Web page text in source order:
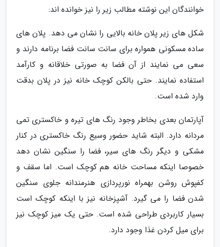
خوانندگان این نوشته مطالب زیر را نیز خوانده اند:
شکل های زیر پلان خانه بالایی را نشان می دهد. پلان های
ساده مسکونی همواره برای سانت سانت فضا برنامه دارند و
سعی می نمایند از آن فضا به صورتی خلاقانه و کارآمد
استفاده نمایند. حتی بالکن کوچک خانه نیز در پلان بدقت
وارد شده است.
آپارتمان بعدی بخاطر وجود رنگ های تیره و خاکستری تمی
مردانه دارد. البته شاید حضور وسیع رنگ خاکستری در کنار
مشکی و دیگر رنگ های سیر، فضا را سنگین نشان دهد
خصوصا اینکه مساحت خانه هم کوچک است. اما سقف و
کفپوش روشن بهمراه نورپردازی هنرمندانه جلوی سنگین
شدن فضا را می گیرد. آشپزخانه نیز با اینکه کوچک است
بسیار کاربردی طراحی شده است. حتی یک میز کوچک نیز
برای میل کردن غذا وجود دارد.